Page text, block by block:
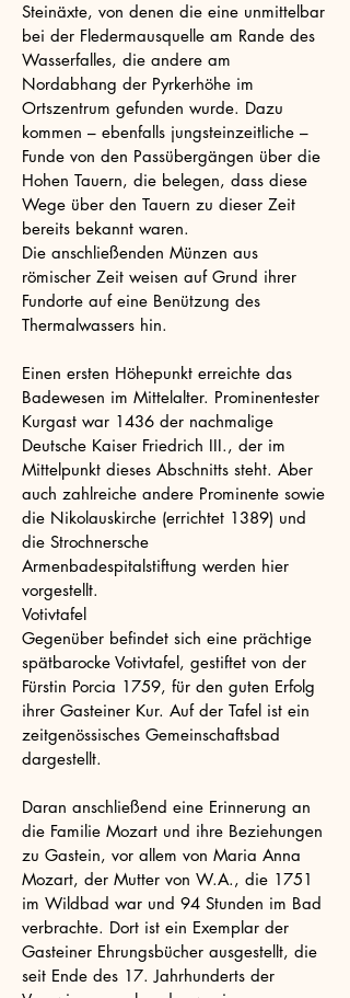
Steinäxte, von denen die eine unmittelbar
bei der Fledermausquelle am Rande des
Wasserfalles, die andere am
Nordabhang der Pyrkerhöhe im
Ortszentrum gefunden wurde. Dazu
kommen – ebenfalls jungsteinzeitliche –
Funde von den Passübergängen über die
Hohen Tauern, die belegen, dass diese
Wege über den Tauern zu dieser Zeit
bereits bekannt waren.
Die anschließenden Münzen aus
römischer Zeit weisen auf Grund ihrer
Fundorte auf eine Benützung des
Thermalwassers hin.
Einen ersten Höhepunkt erreichte das
Badewesen im Mittelalter. Prominentester
Kurgast war 1436 der nachmalige
Deutsche Kaiser Friedrich III., der im
Mittelpunkt dieses Abschnitts steht. Aber
auch zahlreiche andere Prominente sowie
die Nikolauskirche (errichtet 1389) und
die Strochnersche
Armenbadespitalstiftung werden hier
vorgestellt.
Votivtafel
Gegenüber befindet sich eine prächtige
spätbarocke Votivtafel, gestiftet von der
Fürstin Porcia 1759, für den guten Erfolg
ihrer Gasteiner Kur. Auf der Tafel ist ein
zeitgenössisches Gemeinschaftsbad
dargestellt.
Daran anschließend eine Erinnerung an
die Familie Mozart und ihre Beziehungen
zu Gastein, vor allem von Maria Anna
Mozart, der Mutter von W.A., die 1751
im Wildbad war und 94 Stunden im Bad
verbrachte. Dort ist ein Exemplar der
Gasteiner Ehrungsbücher ausgestellt, die
seit Ende des 17. Jahrhunderts der